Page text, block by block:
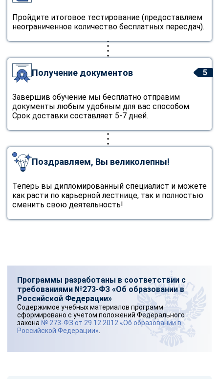
Пройдите итоговое тестирование (предоставляем
неограниченное количество бесплатных пересдач).
5
Получение документов
Завершив обучение мы бесплатно отправим
документы любым удобным для вас способом.
Срок доставки составляет 5-7 дней.
Поздравляем, Вы великолепны!
Теперь вы дипломированный специалист и можете
как расти по карьерной лестнице, так и полностью
сменить свою деятельность!
Программы разработаны в соответствии с
требованиями №273-ФЗ «Об образовании в
Российской Федерации»
Содержимое учебных материалов программ
сформировано с учетом положений Федерального
закона № 273-ФЗ от 29.12.2012 «Об образовании в
Российской Федерации»